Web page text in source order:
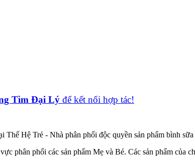
Tìm Đại Lý để kết nối hợp tác!
Hệ Trẻ - Nhà phân phối độc quyền sản phẩm bình
phân phối các sản phẩm Mẹ và Bé. Các sản phẩm